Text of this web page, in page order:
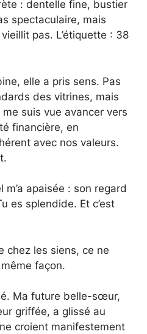
: dentelle fine, bustier
spectaculaire, mais
pas. L’étiquette : 38
elle a pris sens. Pas
des vitrines, mais
me suis vue avancer vers
financière, en
avec nos valeurs.
apaisée : son regard
es splendide. Et c’est
chez les siens, ce ne
façon.
Ma future belle-sœur,
griffée, a glissé au
croient manifestement